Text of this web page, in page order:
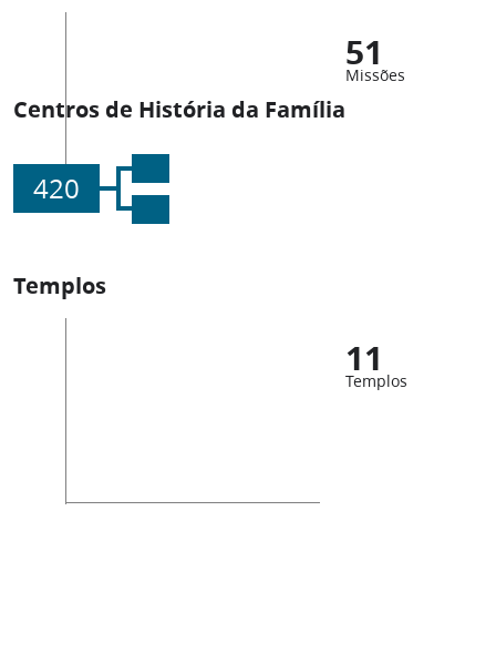
51
Missões
Centros de História da Família
420
Templos
11
Templos